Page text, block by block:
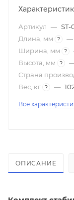
Артикул — ST-
Длина, мм
? —
Ширина, мм
?
Высота, мм
?
Страна
Вес, кг ? —
Все
ОПИСАНИЕ